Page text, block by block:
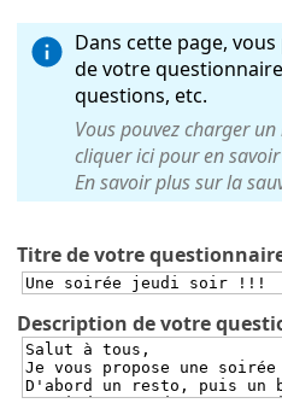
Dans cette page,
de votre
questions, etc.
Vous pouvez charger
cliquer ici pour en
En savoir plus sur la
Titre de votre
Description de votre